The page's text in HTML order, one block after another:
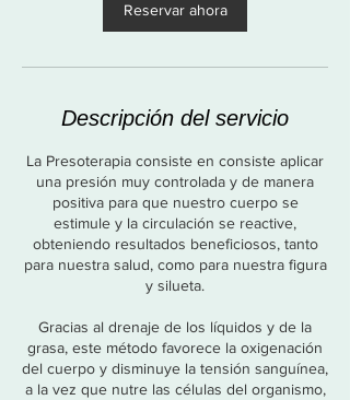
Reservar ahora
Descripción del servicio
La Presoterapia consiste en consiste aplicar
una presión muy controlada y de manera
positiva para que nuestro cuerpo se
estimule y la circulación se reactive,
obteniendo resultados beneficiosos, tanto
para nuestra salud, como para nuestra figura
y silueta.
Gracias al drenaje de los líquidos y de la
grasa, este método favorece la oxigenación
del cuerpo y disminuye la tensión sanguínea,
a la vez que nutre las células del organismo,